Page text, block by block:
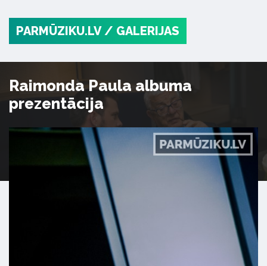
PARMŪZIKU.LV / GALERIJAS
Raimonda Paula albuma
prezentācija